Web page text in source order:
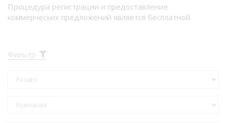
Процедура регистрации и предоставление
коммерческих предложений является бесплатной.
Фильтр